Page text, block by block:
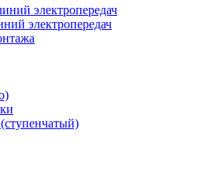
электропередач
электропередач